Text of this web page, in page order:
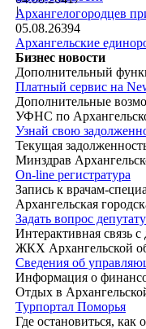
|Архангелогородцев
05.08.26394
Архангельские
Бизнес новости
Дополнительный
Платный сервис на
Дополнительные
УФНС по
Узнай свою
Текущая
Минздрав
On-line регистратура
Запись к врачам-
Архангельская
Задать вопрос депутату
Интерактивная связь
ЖКХ Архангельской
Сведения об
Информация о
Отдых в
Турпортал Поморья
Где остановиться, как